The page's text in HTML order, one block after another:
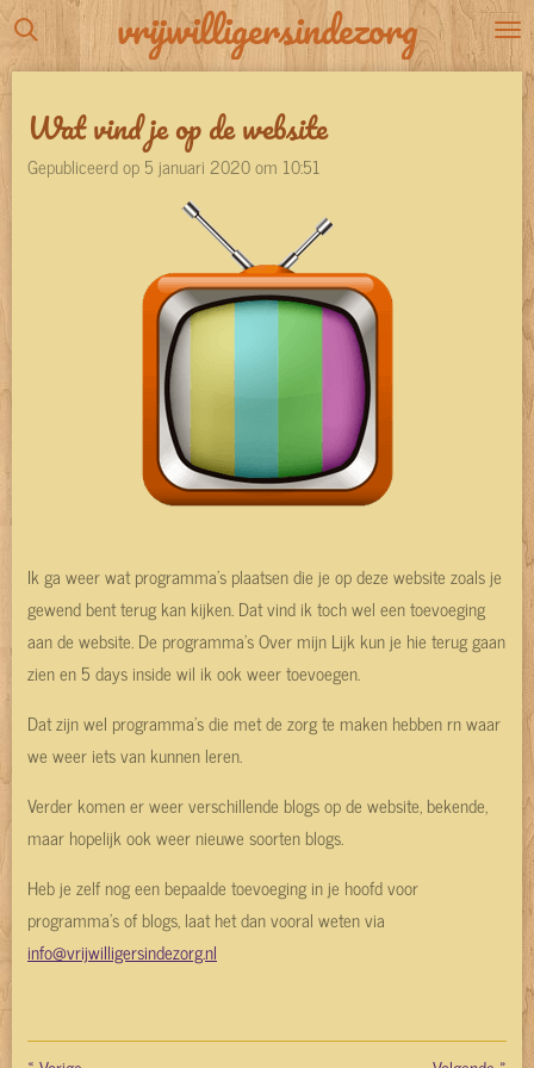
Ga
direct
vrijwilligersindezorg
Wat vind je op de website
Gepubliceerd op 5 januari 2020 om 10:51
Ik ga weer wat programma's plaatsen die je op deze website zoals je
gewend bent terug kan kijken. Dat vind ik toch wel een toevoeging
aan de website. De programma's Over mijn Lijk kun je hie terug gaan
zien en 5 days inside wil ik ook weer toevoegen.
Dat zijn wel programma's die met de zorg te maken hebben rn waar
we weer iets van kunnen leren.
Verder komen er weer verschillende blogs op de website, bekende,
maar hopelijk ook weer nieuwe soorten blogs.
Heb je zelf nog een bepaalde toevoeging in je hoofd voor
programma's of blogs, laat het dan vooral weten via
info@vrijwilligersindezorg.nl